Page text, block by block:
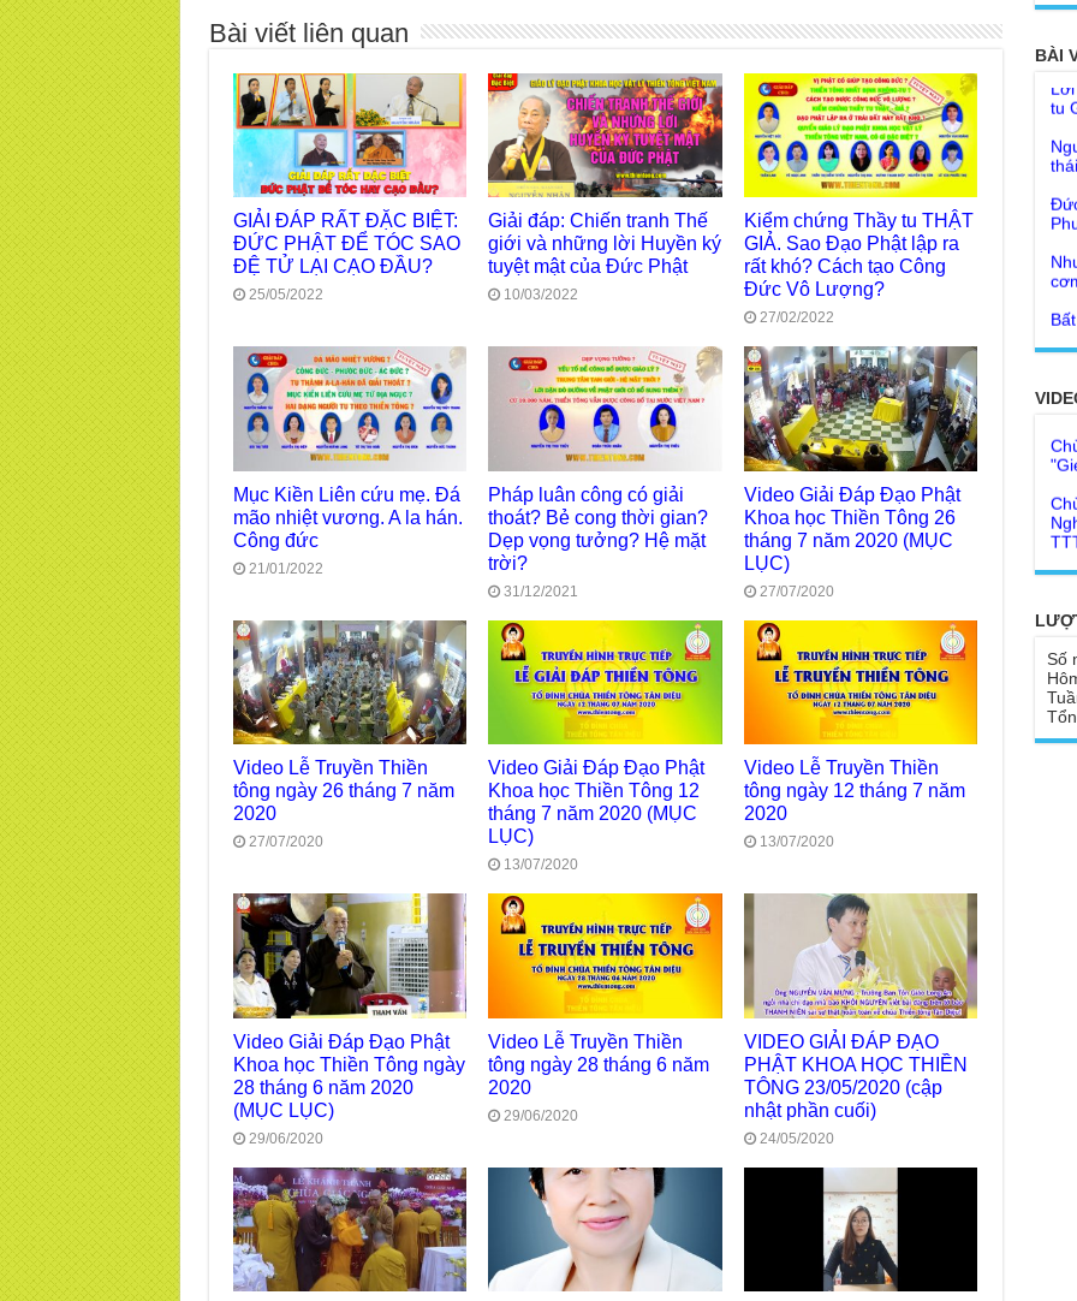
Bài viết liên quan
GIẢI ĐÁP RẤT ĐẶC BIỆT:
ĐỨC PHẬT ĐỂ TÓC SAO
ĐỆ TỬ LẠI CẠO ĐẦU?
25/05/2022
Giải đáp: Chiến tranh Thế
giới và những lời Huyền ký
tuyệt mật của Đức Phật
10/03/2022
Kiểm chứng Thầy tu THẬT
GIẢ. Sao Đạo Phật lập ra
rất khó? Cách tạo Công
Đức Vô Lượng?
27/02/2022
Mục Kiền Liên cứu mẹ. Đá
mão nhiệt vương. A la hán.
Công đức
21/01/2022
Pháp luân công có giải
thoát? Bẻ cong thời gian?
Dẹp vọng tưởng? Hệ mặt
trời?
31/12/2021
Video Giải Đáp Đạo Phật
Khoa học Thiền Tông 26
tháng 7 năm 2020 (MỤC
LỤC)
27/07/2020
Video Lễ Truyền Thiền
tông ngày 26 tháng 7 năm
2020
27/07/2020
Video Giải Đáp Đạo Phật
Khoa học Thiền Tông 12
tháng 7 năm 2020 (MỤC
LỤC)
13/07/2020
Video Lễ Truyền Thiền
tông ngày 12 tháng 7 năm
2020
13/07/2020
Video Giải Đáp Đạo Phật
Khoa học Thiền Tông ngày
28 tháng 6 năm 2020
(MỤC LỤC)
29/06/2020
Video Lễ Truyền Thiền
tông ngày 28 tháng 6 năm
2020
29/06/2020
VIDEO GIẢI ĐÁP ĐẠO
PHẬT KHOA HỌC THIỀN
TÔNG 23/05/2020 (cập
nhật phần cuối)
24/05/2020
BÀI
Lời
đỡ
vì
Số